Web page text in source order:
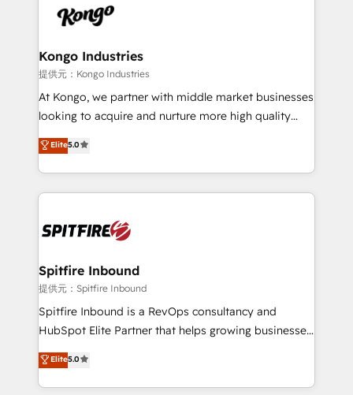
such as Brussels Airport, Volvo, Farmaline, Agilitas,
Streamz and Michelin.
exactly where your marketing budget is being used
and overall revenue to a level not feasible with
traditional methods. If you’re a frustrated marketing
manager or business owner sick of wasting budget
with generic agencies and their outdated methods,
just like yours attract more high-quality leads
throughout each stage of the buying cycle with
enable sales teams with the process, technology and
training to smash targets.
Kongo Industries
提供元：Kongo Industries
At Kongo, we partner with middle market businesses
looking to acquire and nurture more high quality
leads. We use digital media, marketing cloud,
automation and software integration to drive sales
and, deliver clarity on marketing expenditure.
Elite5.0
Spitfire Inbound
提供元：Spitfire Inbound
Spitfire Inbound is a RevOps consultancy and
HubSpot Elite Partner that helps growing businesses
design predictable, scalable revenue-driving
strategies. With offices in South Africa and London,
we take a RevOps-led approach that aligns sales,
Elite5.0